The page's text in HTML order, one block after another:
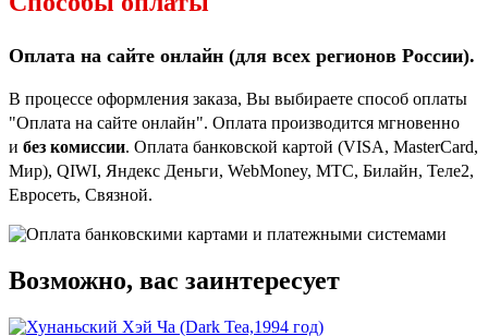
Оплата на сайте онлайн (для всех регионов России).
В процессе оформления заказа, Вы выбираете способ оплаты
"Оплата на сайте онлайн". Оплата производится мгновенно
и без комиссии. Оплата банковской картой (VISA, MasterCard,
Мир), QIWI, Яндекс Деньги, WebMoney, МТС, Билайн, Теле2,
Евросеть, Связной.
Возможно, вас заинтересует